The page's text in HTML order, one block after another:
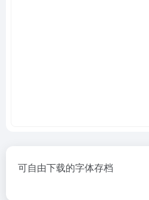
可自由下载的字体存档